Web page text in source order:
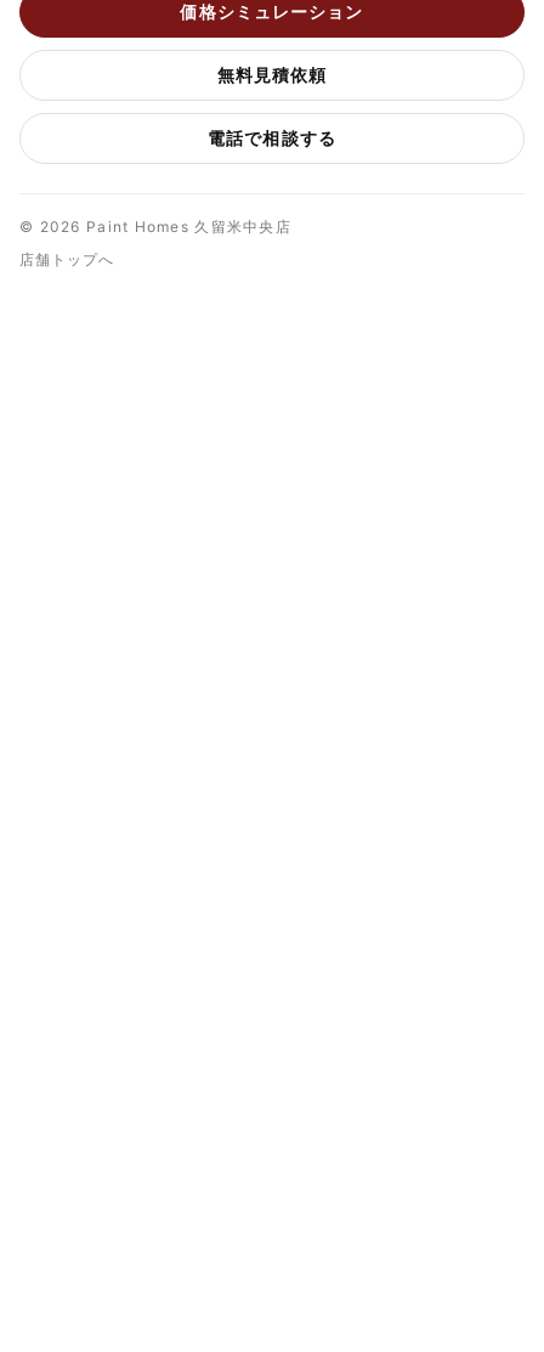
価格シミュレーション
無料見積依頼
電話で相談する
© 2026 Paint Homes 久留米中央店
店舗トップへ